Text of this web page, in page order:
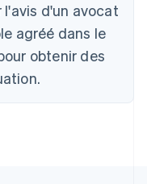
d'un avocat
agréé dans le
obtenir des